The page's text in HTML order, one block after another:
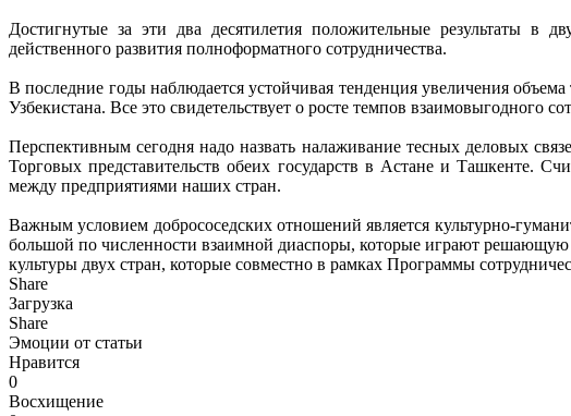
Достигнутые за эти два десятилетия положительные результаты в
действенного развития полноформатного сотрудничества.
В последние годы наблюдается устойчивая тенденция увеличения
Узбекистана. Все это свидетельствует о росте темпов взаимовыгодного
Перспективным сегодня надо назвать налаживание тесных деловых
Торговых представительств обеих государств в Астане и Ташкенте.
между предприятиями наших стран.
Важным условием добрососедских отношений является культурно-
большой по численности взаимной диаспоры, которые играют решающую
культуры двух стран, которые совместно в рамках Программы
Share
Загрузка
Share
Эмоции от статьи
Нравится
0
Восхищение